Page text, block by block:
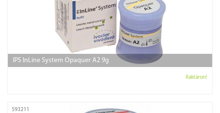
IPS InLine System Opaquer A2 9g
Raktáron!
593211